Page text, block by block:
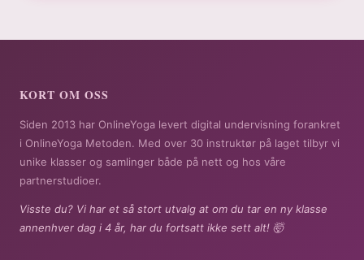
KORT OM OSS
Siden 2013 har OnlineYoga levert digital undervisning forankret
i OnlineYoga Metoden. Med over 30 instruktør på laget tilbyr vi
unike klasser og samlinger både på nett og hos våre
partnerstudioer.
Visste du? Vi har et så stort utvalg at om du tar en ny klasse
annenhver dag i 4 år, har du fortsatt ikke sett alt! 🤯